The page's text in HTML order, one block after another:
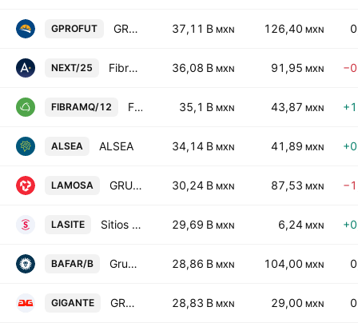
GPROFUT GRUPO PROFUTURO 37,11 B MXN 126,40 MXN
NEXT/25 Fibra Next 36,08 B MXN 91,95 MXN
FIBRAMQ/12 FIBRA Macquarie Mexico 35,1 B MXN 43,87 MXN
ALSEA ALSEA 34,14 B MXN 41,89 MXN
LAMOSA GRUPO LAMOSA 30,24 B MXN 87,53 MXN
LASITE Sitios Latinoamerica SAB de CV 29,69 B MXN 6,24 MXN
BAFAR/B Grupo Bafar SAB de CV Class B 28,86 B MXN 104,00 MXN
GIGANTE GRUPO GIGANTE 28,83 B MXN 29,00 MXN